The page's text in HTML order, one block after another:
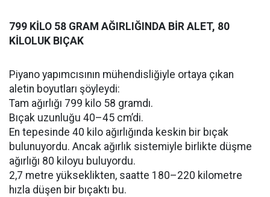
799 KİLO 58 GRAM AĞIRLIĞINDA BİR ALET, 80
KİLOLUK BIÇAK
Piyano yapımcısının mühendisliğiyle ortaya çıkan
aletin boyutları şöyleydi:
Tam ağırlığı 799 kilo 58 gramdı.
Bıçak uzunluğu 40–45 cm’di.
En tepesinde 40 kilo ağırlığında keskin bir bıçak
bulunuyordu. Ancak ağırlık sistemiyle birlikte düşme
ağırlığı 80 kiloyu buluyordu.
2,7 metre yükseklikten, saatte 180–220 kilometre
hızla düşen bir bıçaktı bu.